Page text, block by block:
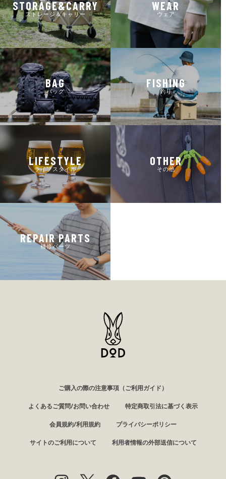
STORAGE&CARRY
ストレージ＆キャリー
WEAR
ウェア
BAG
バッグ
FISHING
釣り
LIFESTYLE
ライフスタイル
OTHER
その他
REPAIR PARTS
補修パーツ
ご購入の際の注意事項（ご利用ガイド）
よくあるご質問/お問い合わせ 特定商取引法に基づく表示
会員規約/利用規約 プライバシーポリシー
サイトのご利用について 利用者情報の外部送信について